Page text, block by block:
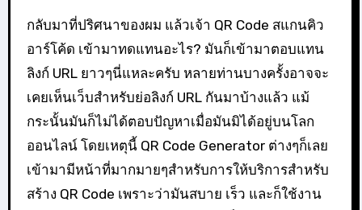
กลับมาที่ปริศนาของผม แล้วเจ้า QR Code สแกนคิว
อาร์โค้ด เข้ามาทดแทนอะไร? มันก็เข้ามาตอบแทน
ลิงก์ URL ยาวๆนี่แหละครับ หลายท่านบางครั้งอาจจะ
เคยเห็นเว็บสำหรับย่อลิงก์ URL กันมาบ้างแล้ว แม้
กระนั้นมันก็ไม่ได้ตอบปัญหาเมื่อมันมิได้อยู่บนโลก
ออนไลน์ โดยเหตุนี้ QR Code Generator ต่างๆก็เลย
เข้ามามีหน้าที่มากมายๆสำหรับการให้บริการสำหรับ
สร้าง QR Code เพราะว่ามันสบาย เร็ว และก็ใช้งาน